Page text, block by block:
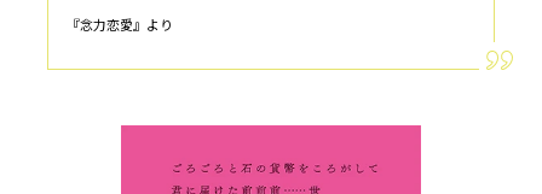
『念力恋愛』より